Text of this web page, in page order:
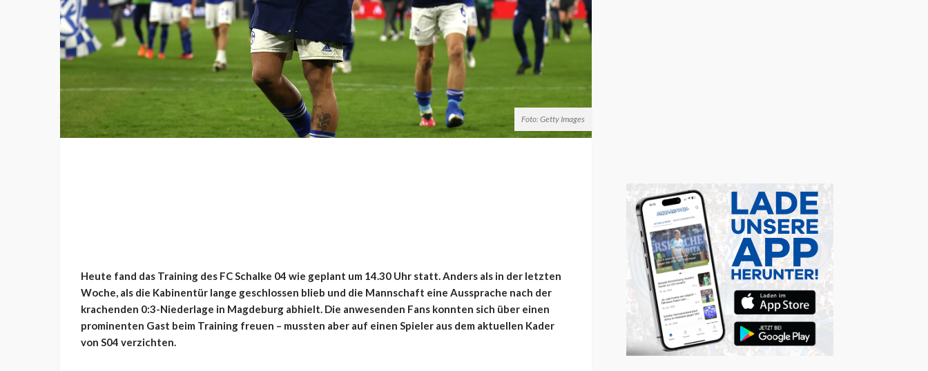
Foto: Getty Images
Heute fand das Training des FC Schalke 04 wie geplant um 14.30 Uhr statt. Anders als in der letzten
Woche, als die Kabinentür lange geschlossen blieb und die Mannschaft eine Aussprache nach der
krachenden 0:3-Niederlage in Magdeburg abhielt. Die anwesenden Fans konnten sich über einen
prominenten Gast beim Training freuen – mussten aber auf einen Spieler aus dem aktuellen Kader
von S04 verzichten.